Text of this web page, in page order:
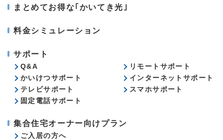
まとめてお得な｢かいてき光｣
料金シミュレーション
サポート
Q&A
リモートサポート
かいけつサポート
インターネットサポート
テレビサポート
スマホサポート
固定電話サポート
集合住宅オーナー向けプラン
ご入居の方へ